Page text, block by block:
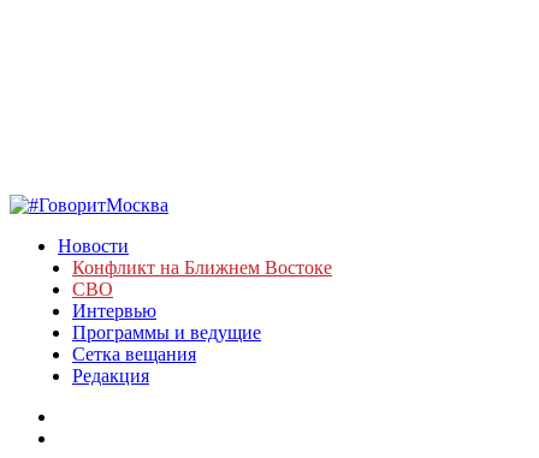
Новости
Конфликт на Ближнем Востоке
СВО
Интервью
Программы и ведущие
Сетка вещания
Редакция